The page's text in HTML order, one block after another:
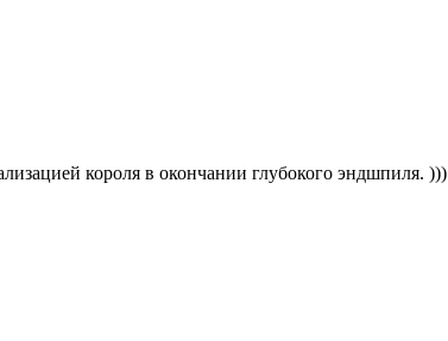
короля в окончании глубокого эндшпиля. )))